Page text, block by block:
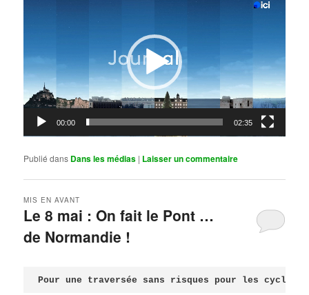
00:00 02:35
Publié dans Dans les médias | Laisser un commentaire
Le 8 mai : On fait le Pont …
de Normandie !
MIS EN AVANT
Pour une traversée sans risques pour les